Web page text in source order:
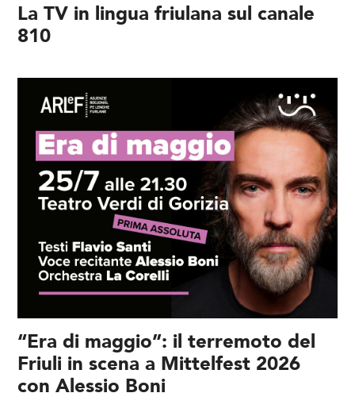
La TV in lingua friulana sul canale
810
“Era di maggio”: il terremoto del
Friuli in scena a Mittelfest 2026
con Alessio Boni